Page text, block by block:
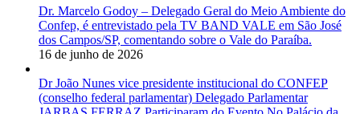
Dr. Marcelo Godoy – Delegado Geral do Meio Ambiente do
Confep, é entrevistado pela TV BAND VALE em São José
dos Campos/SP, comentando sobre o Vale do Paraíba.
16 de junho de 2026
Dr João Nunes vice presidente institucional do CONFEP
(conselho federal parlamentar) Delegado Parlamentar